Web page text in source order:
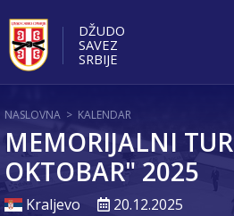
DŽUDO
SAVEZ
SRBIJE
NASLOVNA > KALENDAR
MEMORIJALNI
OKTOBAR" 2025
Kraljevo 20.12.2025